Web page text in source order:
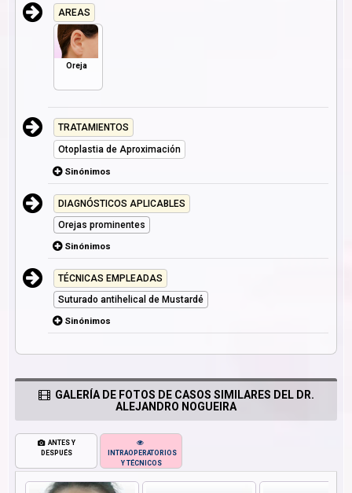
AREAS
Oreja
TRATAMIENTOS
Otoplastia de Aproximación
Sinónimos
DIAGNÓSTICOS APLICABLES
Orejas prominentes
Sinónimos
TÉCNICAS EMPLEADAS
Suturado antihelical de Mustardé
Sinónimos
GALERÍA DE FOTOS DE CASOS SIMILARES DEL DR.
ALEJANDRO NOGUEIRA
ANTES Y
DESPUÉS
INTRAOPERATORIOS
Y TÉCNICOS